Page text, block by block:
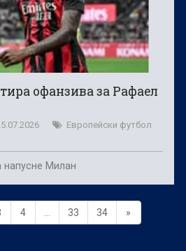
офанзива за Рафаел
Европейски футбол
напусне Милан
4 33 34 »